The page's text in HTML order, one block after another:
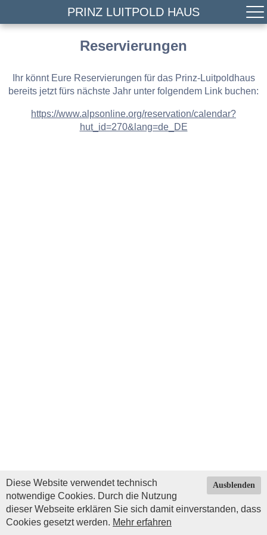
PRINZ LUITPOLD HAUS
Reservierungen
Ihr könnt Eure Reservierungen für das Prinz-Luitpoldhaus
bereits jetzt fürs nächste Jahr unter folgendem Link buchen:
https://www.alpsonline.org/reservation/calendar?
hut_id=270&lang=de_DE
Ausblenden
Diese Website verwendet technisch
notwendige Cookies. Durch die Nutzung
dieser Webseite erklären Sie sich damit einverstanden, dass
Cookies gesetzt werden. Mehr erfahren